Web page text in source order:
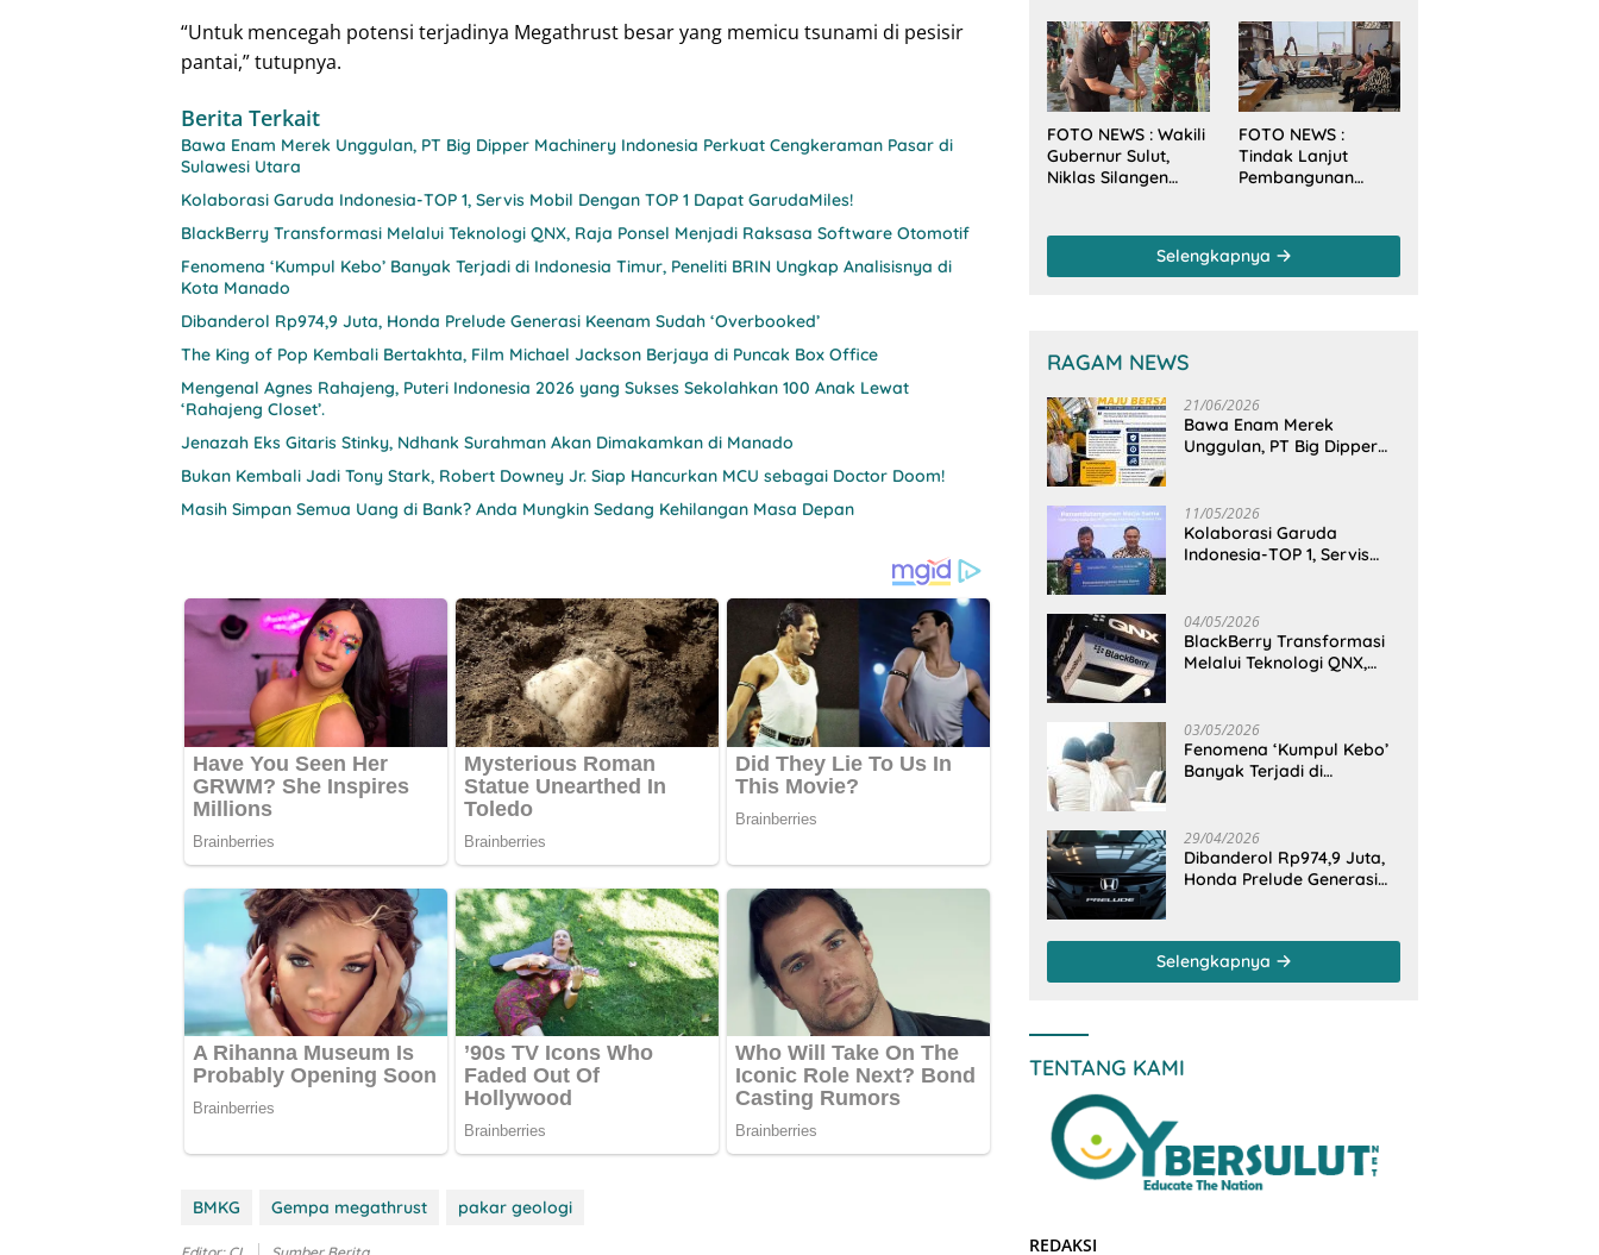
“Untuk mencegah potensi terjadinya Megathrust besar yang memicu tsunami di pesisir
pantai,” tutupnya.
Berita Terkait
Bawa Enam Merek Unggulan, PT Big Dipper Machinery Indonesia Perkuat Cengkeraman Pasar di
Sulawesi Utara
Kolaborasi Garuda Indonesia-TOP 1, Servis Mobil Dengan TOP 1 Dapat GarudaMiles!
BlackBerry Transformasi Melalui Teknologi QNX, Raja Ponsel Menjadi Raksasa Software Otomotif
Fenomena ‘Kumpul Kebo’ Banyak Terjadi di Indonesia Timur, Peneliti BRIN Ungkap Analisisnya di
Kota Manado
Dibanderol Rp974,9 Juta, Honda Prelude Generasi Keenam Sudah ‘Overbooked’
The King of Pop Kembali Bertakhta, Film Michael Jackson Berjaya di Puncak Box Office
Mengenal Agnes Rahajeng, Puteri Indonesia 2026 yang Sukses Sekolahkan 100 Anak Lewat
‘Rahajeng Closet’.
Jenazah Eks Gitaris Stinky, Ndhank Surahman Akan Dimakamkan di Manado
Bukan Kembali Jadi Tony Stark, Robert Downey Jr. Siap Hancurkan MCU sebagai Doctor Doom!
Masih Simpan Semua Uang di Bank? Anda Mungkin Sedang Kehilangan Masa Depan
BMKG Gempa megathrust pakar geologi
Makan Malam
Gubernur Sulut
Bersama
Wamenkes RI
Tahun Baru 2026
FOTO NEWS : Wakili
Gubernur Sulut,
Niklas Silangen
Desa Arakan Minsel
FOTO NEWS :
Tindak Lanjut
Pembangunan
Sulut Sambangi
Dirjen SDA
Selengkapnya
RAGAM NEWS
21/06/2026
Bawa Enam Merek
Unggulan, PT Big Dipper
Pasar di Sulawesi Utara
11/05/2026
Kolaborasi Garuda
Indonesia-TOP 1, Servis
04/05/2026
BlackBerry Transformasi
Melalui Teknologi QNX,
Otomotif
03/05/2026
Fenomena ‘Kumpul Kebo’
Banyak Terjadi di
di Kota Manado
29/04/2026
Dibanderol Rp974,9 Juta,
Honda Prelude Generasi
Selengkapnya
TENTANG KAMI
REDAKSI